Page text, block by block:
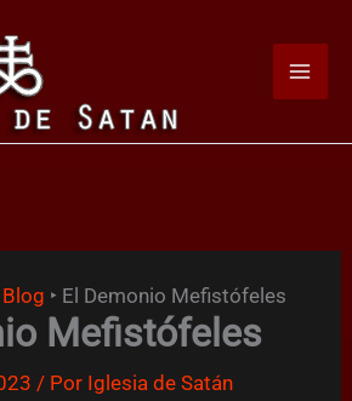
Blog ‣ El Demonio Mefistófeles
Mefistófeles
/ Por Iglesia de Satán